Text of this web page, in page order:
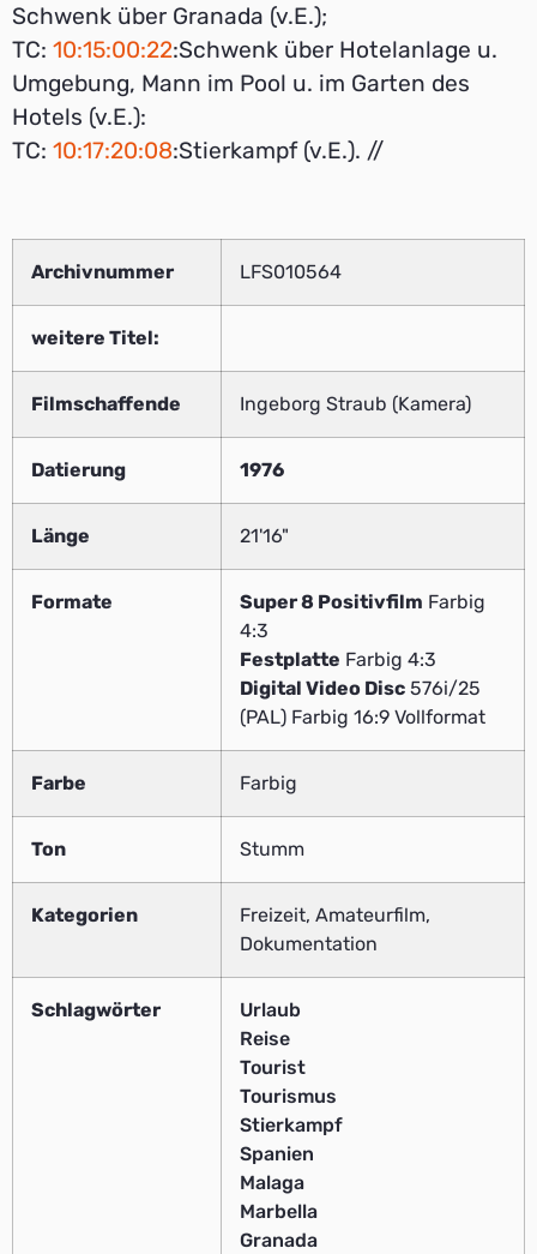
Schwenk über Granada (v.E.);
TC: 10:15:00:22:Schwenk über Hotelanlage u.
Umgebung, Mann im Pool u. im Garten des
Hotels (v.E.):
TC: 10:17:20:08:Stierkampf (v.E.). //
Archivnummer LFS010564
weitere Titel:
Filmschaffende Ingeborg Straub (Kamera)
Datierung 1976
Länge 21'16"
Formate Super 8 Positivfilm Farbig
4:3
Festplatte Farbig 4:3
Digital Video Disc 576i/25
(PAL) Farbig 16:9 Vollformat
Farbe Farbig
Ton Stumm
Kategorien
Freizeit, Amateurfilm,
Dokumentation
Schlagwörter
Urlaub
Reise
Tourist
Tourismus
Stierkampf
Spanien
Malaga
Marbella
Granada